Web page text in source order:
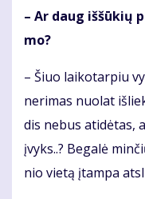
– Ar daug iš­šū­kių
mo?
– Šiuo lai­ko­tar­piu
ne­ri­mas nuo­lat
dis ne­bus ati­dė­tas,
įvyks..? Be­ga­lė
nio vie­tą įtam­pa